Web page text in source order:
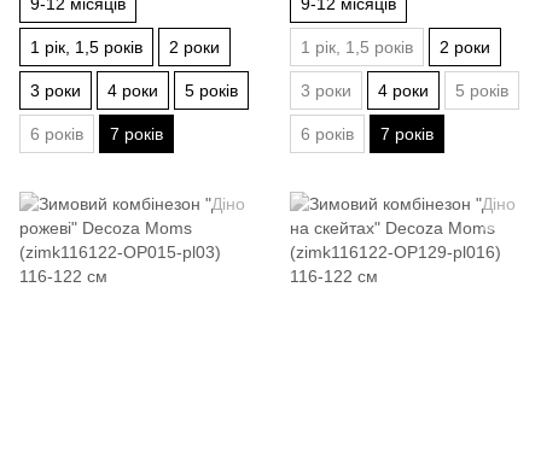
1 рік, 1,5 років 2 роки
3 роки 4 роки 5 років
6 років 7 років
1 рік, 1,5 років 2 роки
3 роки 4 роки 5 років
6 років 7 років